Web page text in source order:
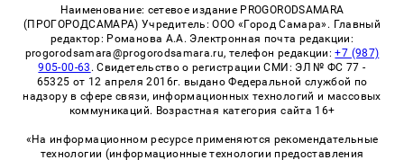
Наименование: сетевое издание PROGORODSAMARA
(ПРОГОРОДСАМАРА) Учредитель: ООО «Город Самара». Главный
редактор: Романова А.А. Электронная почта редакции:
progorodsamara@progorodsamara.ru, телефон редакции:+7 (987)
905-00-63 . Свидетельство о регистрации СМИ: ЭЛ № ФС 77 -
65325 от 12 апреля 2016г. выдано Федеральной службой по
надзору в сфере связи, информационных технологий и массовых
коммуникаций. Возрастная категория сайта 16+
«На информационном ресурсе применяются рекомендательные
технологии (информационные технологии предоставления